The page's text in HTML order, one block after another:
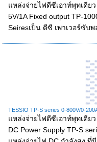
แหล่งจ่ายไฟดีซีเอาท์พุทเดีย
5V/1A Fixed output TP-
Seiresเป็น ดีซี เพาเวอร์ซับ
TESSIO TP-S series 0-800V/0-
แหล่งจ่ายไฟดีซีเอาท์พุทเดีย
DC Power Supply TP-S